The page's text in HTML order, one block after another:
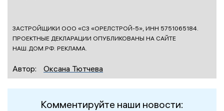
ЗАСТРОЙЩИКИ ООО «СЗ «ОРЕЛСТРОЙ-5», ИНН 5751065184.
ПРОЕКТНЫЕ ДЕКЛАРАЦИИ ОПУБЛИКОВАНЫ НА САЙТЕ
НАШ.ДОМ.РФ. РЕКЛАМА.
Автор: Оксана Тютчева
Комментируйте наши новости: